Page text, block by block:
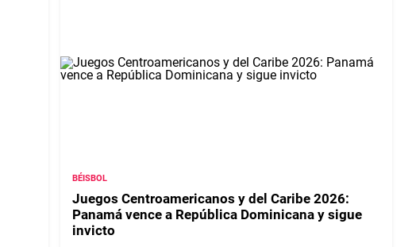
BÉISBOL
Juegos Centroamericanos y del Caribe 2026:
Panamá vence a República Dominicana y sigue
invicto